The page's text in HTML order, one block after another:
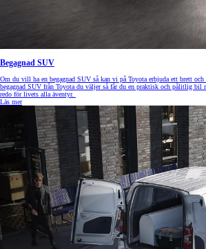
Begagnad SUV
Om du vill ha en begagnad SUV så kan vi på Toyota erbjuda ett brett
begagnad SUV från Toyota du väljer så får du en praktisk och pålitlig bil
redo för livets alla äventyr.
Läs mer